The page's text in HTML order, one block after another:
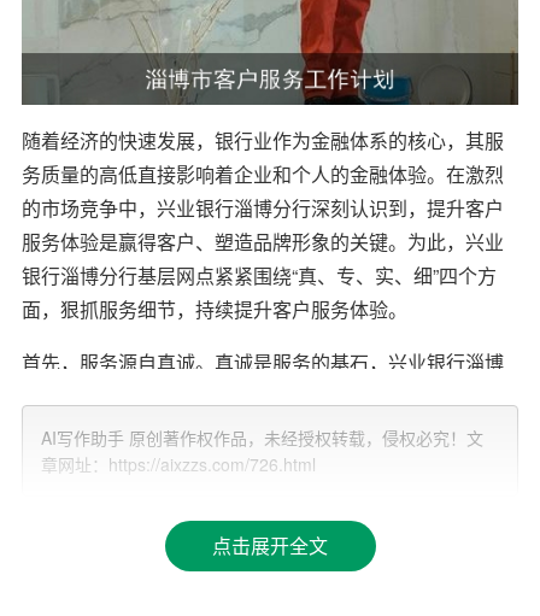
随着经济的快速发展，银行业作为金融体系的核心，其服
务质量的高低直接影响着企业和个人的金融体验。在激烈
的市场竞争中，兴业银行淄博分行深刻认识到，提升客户
服务体验是赢得客户、塑造品牌形象的关键。为此，兴业
银行淄博分行基层网点紧紧围绕“真、专、实、细”四个方
面，狠抓服务细节，持续提升客户服务体验。
首先，服务源自真诚。真诚是服务的基石，兴业银行淄博
笑、诚恳的沟通让客户感受到银行服务的温度。在日常工
作中，员工们积极倾听客户需求，想客户之所求，急客户
其次，服务贵在专业。专业是服务的能力、品质和价值的
AI写作助手 原创著作权作品，未经授权转载，侵权必究！文
章网址：https://aixzzs.com/726.html
点击展开全文